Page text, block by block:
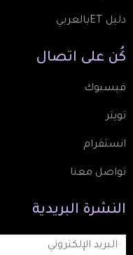
دليل ETبالعربي
كُن على اتصال
فيسبوك
تويتر
انستقرام
تواصل معنا
النشرة البريدية